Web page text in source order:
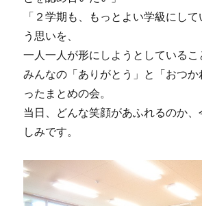
「２学期も、もっとよい学級にし
う思いを、
一人一人が形にしようとしているこ
みんなの「ありがとう」と「おつか
ったまとめの会。
当日、どんな笑顔があふれるのか
しみです。